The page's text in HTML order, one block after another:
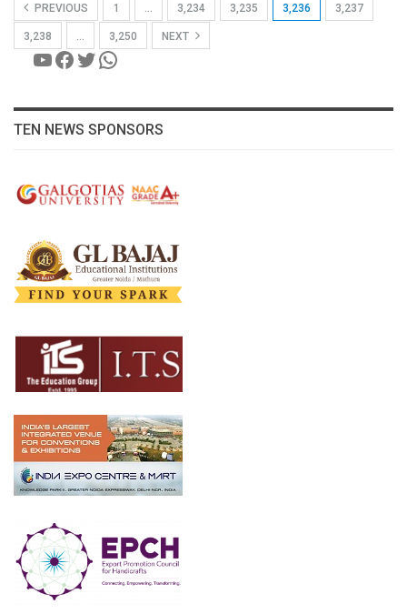
PREVIOUS 1 … 3,234 3,235 3,236 3,237
3,238 … 3,250 NEXT
YouTube
Facebook
Twitter
WhatsApp
TEN NEWS SPONSORS